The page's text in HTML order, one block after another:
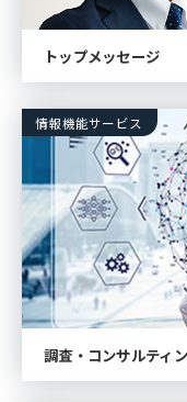
トップメッセージ
情報機能サービス
調査・コンサルティ